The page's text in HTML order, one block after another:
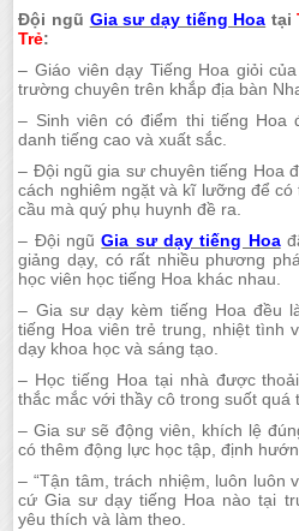
Đội ngũ Gia sư dạy tiếng Hoa tại
Trẻ:
– Giáo viên dạy Tiếng Hoa giỏi
trường chuyên trên khắp địa bàn
– Sinh viên có điểm thi tiếng
danh tiếng cao và xuất sắc.
– Đội ngũ gia sư chuyên tiếng Hoa
cách nghiêm ngặt và kĩ lưỡng để
cầu mà quý phụ huynh đề ra.
– Đội ngũGia sư dạy tiếng Hoa
giảng dạy, có rất nhiều phương
học viên học tiếng Hoa khác nhau.
– Gia sư dạy kèm tiếng Hoa đều
tiếng Hoa viên trẻ trung, nhiệt tình
dạy khoa học và sáng tạo.
– Học tiếng Hoa tại nhà được
thắc mắc với thầy cô trong suốt quá
– Gia sư sẽ động viên, khích lệ
có thêm động lực học tập, định
– “Tận tâm, trách nhiệm, luôn luôn
cứ Gia sư dạy tiếng Hoa nào tại
yêu thích và làm theo.